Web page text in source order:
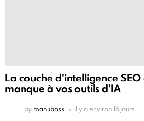
La couche d'intelligence SEO
manque à vos outils d'IA
by manuboss il y a environ 16 jours